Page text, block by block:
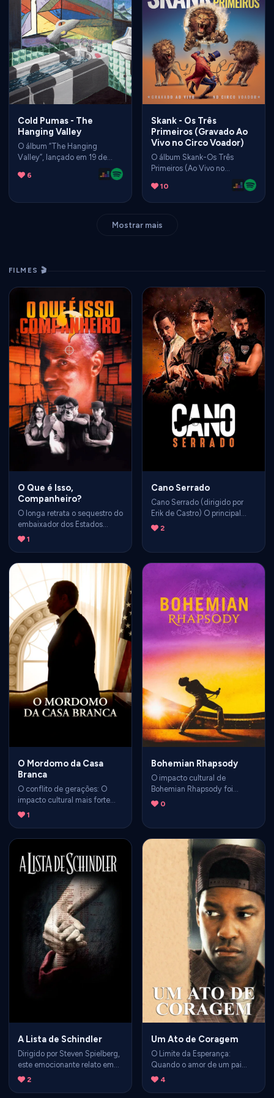
dos palcos) com a multi-
instrumentista e vencedora do
Grammy Esperanza Spalding.
ver”, vindo acompanhado de
um média-metragem no
YouTube.
Cold Pumas - The
Hanging Valley
O álbum “The Hanging
Valley”, lançado em 19 de
agosto de 2016, é o segundo
trabalho de estúdio da banda
Surgindo quatro anos após a
transição do grupo de um trio
6
Skank - Os Três
Primeiros (Gravado Ao
Vivo no Circo Voador)
O álbum Skank-Os Três
Primeiros (Ao Vivo no
Mineirão), lançado em 2018, é
um registro histórico que
celebra o início da carreira da
íntegra o repertório dos discos
10
Mostrar mais
FILMES 🎬
O Que é Isso,
Companheiro?
O longa retrata o sequestro do
embaixador dos Estados
Unidos no Brasil, Charles
do MR-8 e da ALN. O evento é
um divisor de águas que
exemplifica a radicalização
da oposição ao regime militar
após a promulgação do AI-5
em 1968.
1
Cano Serrado
Cano Serrado (dirigido por
Erik de Castro) O principal
diferencial do filme foi tentar
ambientado no Cerrado
brasileiro. A trama acompanha
o Sargento Sebastião (Rubens
Caribé) em uma busca
implacável de vingança pela
morte do irmão, abordando
corrupção policial e violência
brutal no interior de Goiás.
2
O Mordomo da Casa
Branca
O conflito de gerações: O
impacto cultural mais forte
está na relação entre Cecil e
submissão pacífica e do
trabalho impecável, o filho se
junta aos Freedom Riders e
aos Panteras Negras para lutar
ativamente contra a
segregação racial.
1
Bohemian Rhapsody
O impacto cultural de
Bohemian Rhapsody foi
gigantesco, funcionando
não apenas reintroduziu o
Queen para o topo das
paradas globais, mas também
transformou a maneira como
Hollywood faz biografias
0
A Lista de Schindler
Dirigido por Steven Spielberg,
este emocionante relato em
preto e branco narra a história
2
Um Ato de Coragem
O Limite da Esperança:
Quando o amor de um pai
desafia um sistema falido Da
4